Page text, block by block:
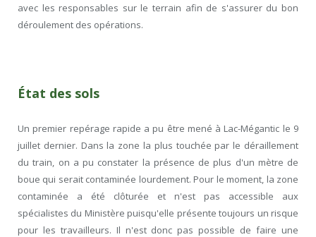
avec les responsables sur le terrain afin de s'assurer du bon
déroulement des opérations.
État des sols
Un premier repérage rapide a pu être mené à Lac-Mégantic le 9
juillet dernier. Dans la zone la plus touchée par le déraillement
du train, on a pu constater la présence de plus d'un mètre de
boue qui serait contaminée lourdement. Pour le moment, la zone
contaminée a été clôturée et n'est pas accessible aux
spécialistes du Ministère puisqu'elle présente toujours un risque
pour les travailleurs. Il n'est donc pas possible de faire une